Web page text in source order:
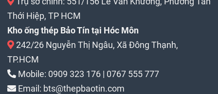
Thới Hiệp, TP HCM
Kho ống thép Bảo Tín tại Hóc Môn
242/26 Nguyễn Thị Ngâu, Xã Đông Thạnh,
TP.HCM
Mobile: 0909 323 176 | 0767 555 777
Email: bts@thepbaotin.com